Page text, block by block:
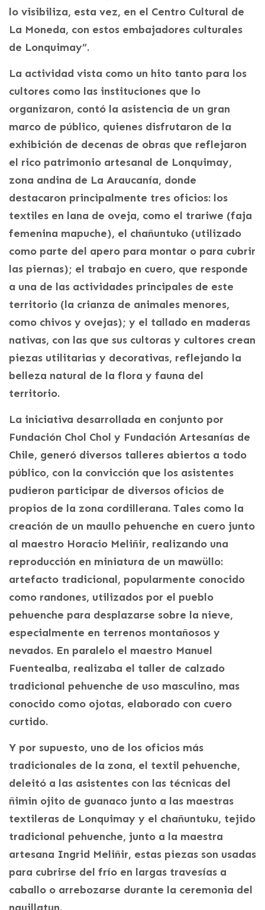
lo visibiliza, esta vez, en el Centro Cultural de
La Moneda, con estos embajadores culturales
de Lonquimay”.
La actividad vista como un hito tanto para los
cultores como las instituciones que lo
organizaron, contó la asistencia de un gran
marco de público, quienes disfrutaron de la
exhibición de decenas de obras que reflejaron
el rico patrimonio artesanal de Lonquimay,
zona andina de La Araucanía, donde
destacaron principalmente tres oficios: los
textiles en lana de oveja, como el trariwe (faja
femenina mapuche), el chañuntuko (utilizado
como parte del apero para montar o para cubrir
las piernas); el trabajo en cuero, que responde
a una de las actividades principales de este
territorio (la crianza de animales menores,
como chivos y ovejas); y el tallado en maderas
nativas, con las que sus cultoras y cultores crean
piezas utilitarias y decorativas, reflejando la
belleza natural de la flora y fauna del
territorio.
La iniciativa desarrollada en conjunto por
Fundación Chol Chol y Fundación Artesanías de
Chile, generó diversos talleres abiertos a todo
público, con la convicción que los asistentes
pudieron participar de diversos oficios de
propios de la zona cordillerana. Tales como la
creación de un maullo pehuenche en cuero junto
al maestro Horacio Meliñir, realizando una
reproducción en miniatura de un mawüllo:
artefacto tradicional, popularmente conocido
como randones, utilizados por el pueblo
pehuenche para desplazarse sobre la nieve,
especialmente en terrenos montañosos y
nevados. En paralelo el maestro Manuel
Fuentealba, realizaba el taller de calzado
tradicional pehuenche de uso masculino, mas
conocido como ojotas, elaborado con cuero
curtido.
Y por supuesto, uno de los oficios más
tradicionales de la zona, el textil pehuenche,
deleitó a las asistentes con las técnicas del
ñimin ojito de guanaco junto a las maestras
textileras de Lonquimay y el chañuntuku, tejido
tradicional pehuenche, junto a la maestra
artesana Ingrid Meliñir, estas piezas son usadas
para cubrirse del frío en largas travesías a
caballo o arrebozarse durante la ceremonia del